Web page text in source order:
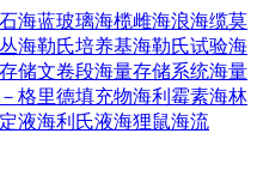
海蓝玻璃海榄雌海浪海缆莫
海勒氏培养基海勒氏试验海
储文卷段海量存储系统海量
格里德填充物海利霉素海林
液海利氏液海狸鼠海流